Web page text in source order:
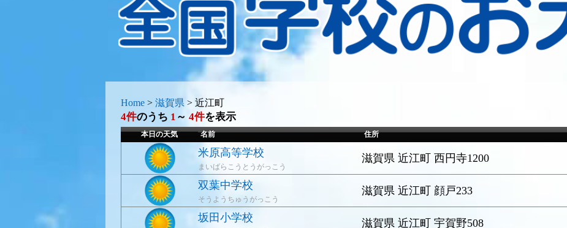
Home > 滋賀県 > 近江町
4件のうち 1 ～ 4件を表示
本日の天気 名前 住所
米原高等学校
まいばらこうとうがっこう
滋賀県 近江町 西円寺1200
双葉中学校
そうようちゅうがっこう
滋賀県 近江町 顔戸233
坂田小学校 滋賀県 近江町 宇賀野508